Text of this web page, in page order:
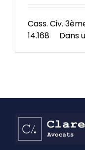
Cass. Civ.
14.168 Dans